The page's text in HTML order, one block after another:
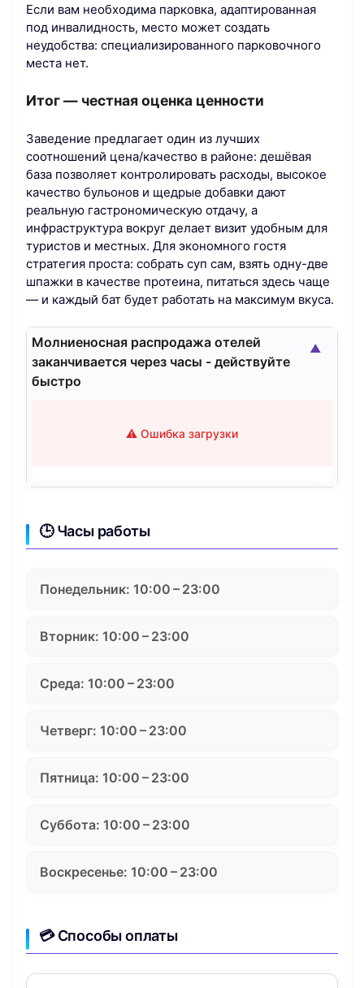
Если вам необходима парковка, адаптированная
под инвалидность, место может создать
неудобства: специализированного парковочного
места нет.
Итог — честная оценка ценности
Заведение предлагает один из лучших
соотношений цена/качество в районе: дешёвая
база позволяет контролировать расходы, высокое
качество бульонов и щедрые добавки дают
реальную гастрономическую отдачу, а
инфраструктура вокруг делает визит удобным для
туристов и местных. Для экономного гостя
стратегия проста: собрать суп сам, взять одну-две
шпажки в качестве протеина, питаться здесь чаще
— и каждый бат будет работать на максимум вкуса.
Молниеносная распродажа отелей
заканчивается через часы - действуйте
быстро
⚠️ Ошибка загрузки
▲
🕒 Часы работы
Понедельник: 10:00 – 23:00
Вторник: 10:00 – 23:00
Среда: 10:00 – 23:00
Четверг: 10:00 – 23:00
Пятница: 10:00 – 23:00
Суббота: 10:00 – 23:00
Воскресенье: 10:00 – 23:00
💳 Способы оплаты